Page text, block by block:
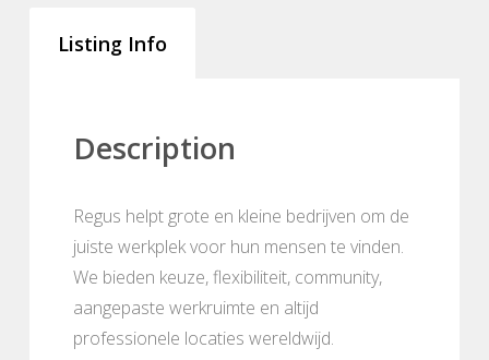
Listing Info
Description
Regus helpt grote en kleine bedrijven om de
juiste werkplek voor hun mensen te vinden.
We bieden keuze, flexibiliteit, community,
aangepaste werkruimte en altijd
professionele locaties wereldwijd.